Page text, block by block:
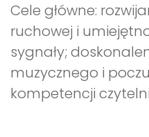
Cele główne:
ruchowej i
sygnały;
muzycznego i
kompetencji